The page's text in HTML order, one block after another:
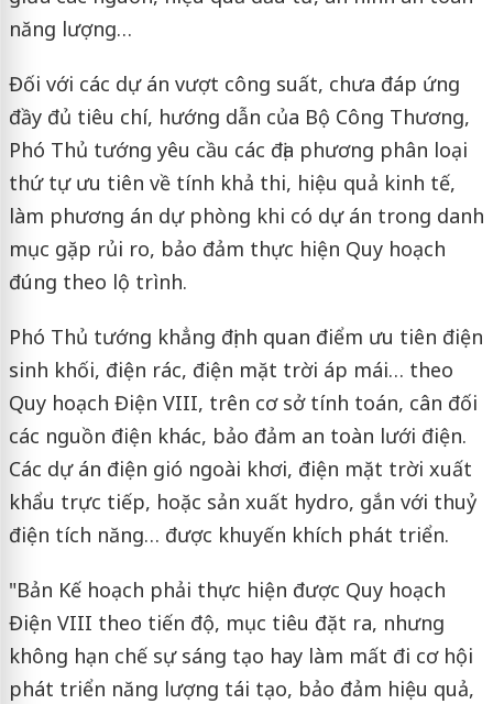
năng lượng…
Đối với các dự án vượt công suất, chưa đáp ứng
đầy đủ tiêu chí, hướng dẫn của Bộ Công Thương,
Phó Thủ tướng yêu cầu các địa phương phân loại
thứ tự ưu tiên về tính khả thi, hiệu quả kinh tế,
làm phương án dự phòng khi có dự án trong danh
mục gặp rủi ro, bảo đảm thực hiện Quy hoạch
đúng theo lộ trình.
Phó Thủ tướng khẳng định quan điểm ưu tiên điện
sinh khối, điện rác, điện mặt trời áp mái… theo
Quy hoạch Điện VIII, trên cơ sở tính toán, cân đối
các nguồn điện khác, bảo đảm an toàn lưới điện.
Các dự án điện gió ngoài khơi, điện mặt trời xuất
khẩu trực tiếp, hoặc sản xuất hydro, gắn với thuỷ
điện tích năng… được khuyến khích phát triển.
"Bản Kế hoạch phải thực hiện được Quy hoạch
Điện VIII theo tiến độ, mục tiêu đặt ra, nhưng
không hạn chế sự sáng tạo hay làm mất đi cơ hội
phát triển năng lượng tái tạo, bảo đảm hiệu quả,